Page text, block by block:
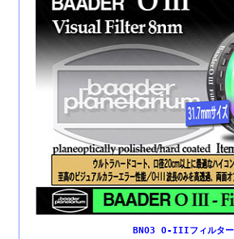
BNO3 O-IIIフィルター